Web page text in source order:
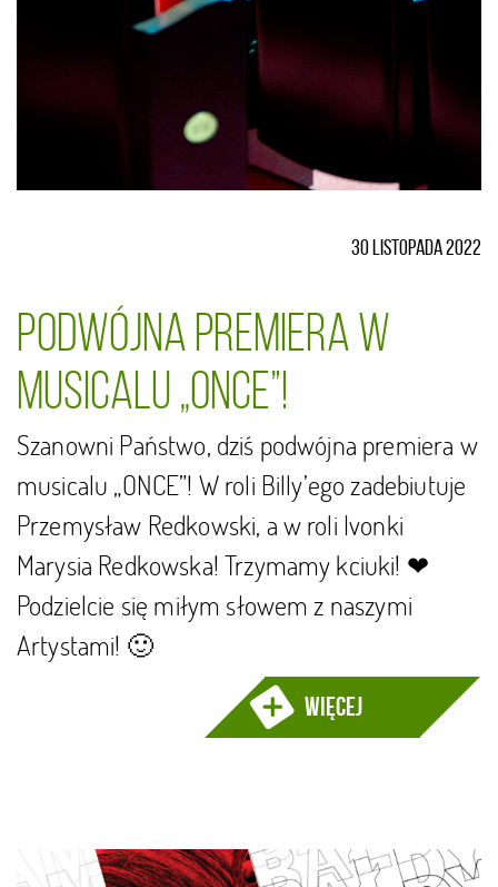
30 listopada 2022
Podwójna premiera w
musicalu „ONCE”!
Szanowni Państwo, dziś podwójna premiera w
musicalu „ONCE”! W roli Billy’ego zadebiutuje
Przemysław Redkowski, a w roli Ivonki
Marysia Redkowska! Trzymamy kciuki! ❤
Podzielcie się miłym słowem z naszymi
Artystami! 🙂
więcej